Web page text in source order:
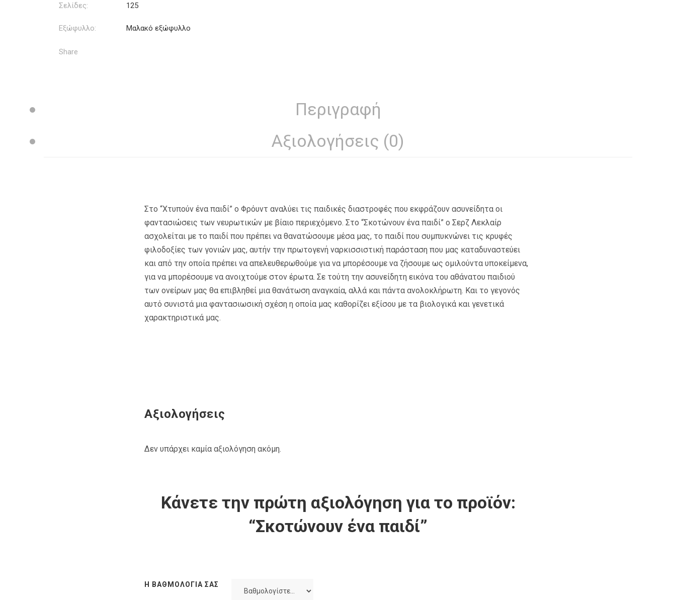
Σελίδες: 125
Εξώφυλλο: Μαλακό εξώφυλλο
Share
Περιγραφή
Αξιολογήσεις (0)
Στo “Χτυπούν ένα παιδί” ο Φρόυντ αναλύει τις παιδικές διαστροφές που εκφράζουν ασυνείδητα οι
φαντασιώσεις των νευρωτικών με βίαιο περιεχόμενο. Στο “Σκοτώνουν ένα παιδί” ο Σερζ Λεκλαίρ
ασχολείται με το παιδί που πρέπει να θανατώσουμε μέσα μας, το παιδί που συμπυκνώνει τις κρυφές
φιλοδοξίες των γονιών μας, αυτήν την πρωτογενή ναρκισσιστική παράσταση που μας καταδυναστεύει
και από την οποία πρέπει να απελευθερωθούμε για να μπορέσουμε να ζήσουμε ως ομιλούντα υποκείμενα,
για να μπορέσουμε να ανοιχτούμε στον έρωτα. Σε τούτη την ασυνείδητη εικόνα του αθάνατου παιδιού
των ονείρων μας θα επιβληθεί μια θανάτωση αναγκαία, αλλά και πάντα ανολοκλήρωτη. Και το γεγονός
αυτό συνιστά μια φαντασιωσική σχέση η οποία μας καθορίζει εξίσου με τα βιολογικά και γενετικά
χαρακτηριστικά μας.
Αξιολογήσεις
Δεν υπάρχει καμία αξιολόγηση ακόμη.
Κάνετε την πρώτη αξιολόγηση για το προϊόν:
“Σκοτώνουν ένα παιδί”
Η ΒΑΘΜΟΛΟΓΊΑ ΣΑΣ